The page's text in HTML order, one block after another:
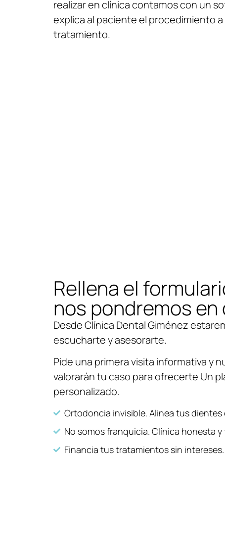
realizar en clínica contamos con un
explica al paciente el procedimiento
tratamiento.
Rellena el
nos pondremos
Desde Clínica Dental Giménez
escucharte y asesorarte.
Pide una primera visita informativa y
valorarán tu caso para ofrecerte Un
personalizado.
Ortodoncia invisible. Alinea tus dientes
No somos franquicia. Clínica honesta
Financia tus tratamientos sin intereses.